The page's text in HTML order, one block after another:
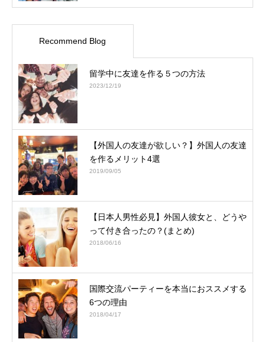
Recommend Blog
留学中に友達を作る５つの方法
2023/12/19
【外国人の友達が欲しい？】外国人の友達
を作るメリット4選
2019/09/05
【日本人男性必見】外国人彼女と、どうや
って付き合ったの？(まとめ)
2018/06/16
国際交流パーティーを本当におススメする
6つの理由
2018/04/17